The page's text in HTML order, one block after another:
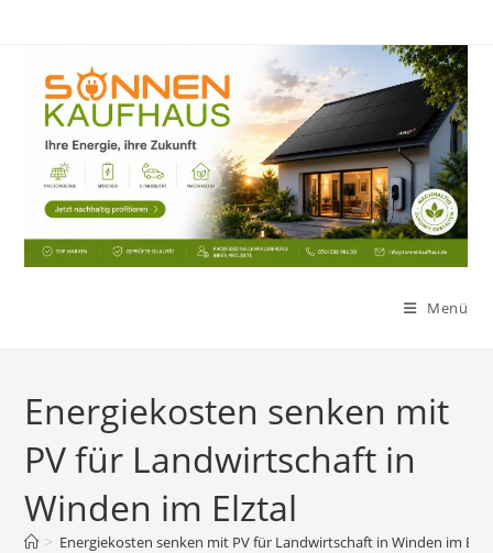
Menü
Energiekosten senken mit
PV für Landwirtschaft in
Winden im Elztal
> Energiekosten senken mit PV für Landwirtschaft in Winden im